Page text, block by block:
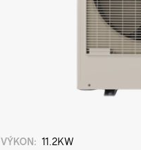
VÝKON: 11.2KW